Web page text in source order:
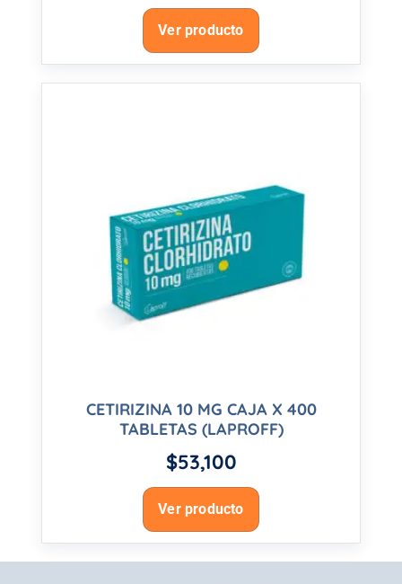
Ver producto
CETIRIZINA 10 MG CAJA X 400
TABLETAS (LAPROFF)
$53,100
Ver producto